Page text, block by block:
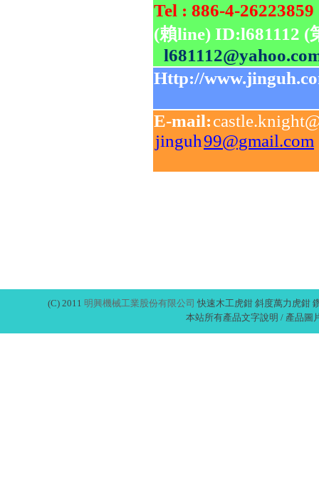
Tel : 886-4-
(賴line) ID:l681112 (
Http://
E-mail:
jinguh99@gmail.com
(C) 2011 明興機械工業股份有限公司 快速木工虎鉗 斜度萬力虎鉗
本站所有產品文字說明 / 產品圖